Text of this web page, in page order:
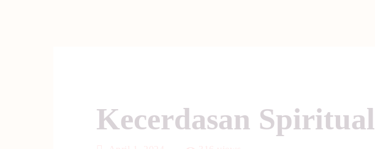
Kecerdasan Spiritual